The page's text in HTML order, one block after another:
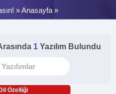
»Anasayfa »
1 Yazılım Bulundu
Özelliği